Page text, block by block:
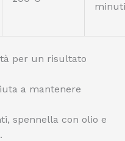
minuti
per un risultato
a mantenere
spennella con olio e